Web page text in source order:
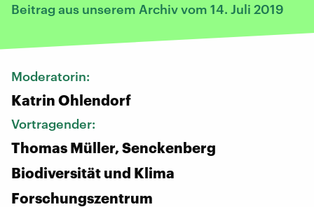
Beitrag aus unserem Archiv vom 14. Juli 2019
Moderatorin:
Katrin Ohlendorf
Vortragender:
Thomas Müller, Senckenberg
Biodiversität und Klima
Forschungszentrum